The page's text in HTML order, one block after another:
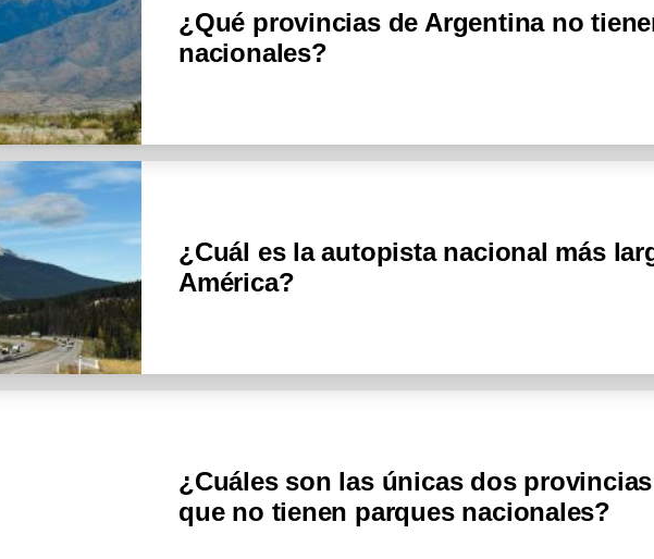
¿Qué provincias de Argentina no
nacionales?
¿Cuál es la autopista nacional más
América?
¿Cuáles son las únicas dos
que no tienen parques nacionales?